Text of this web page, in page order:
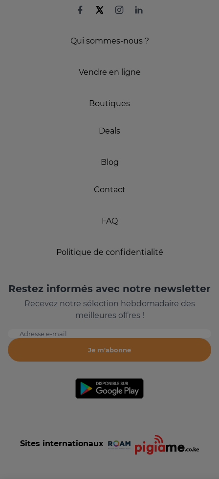
Qui sommes-nous ?
Vendre en ligne
Boutiques
Deals
Blog
Contact
FAQ
Politique de confidentialité
Restez informés avec notre newsletter
Recevez notre sélection hebdomadaire des
meilleures offres !
Adresse e-mail
Je m'abonne
Sites internationaux